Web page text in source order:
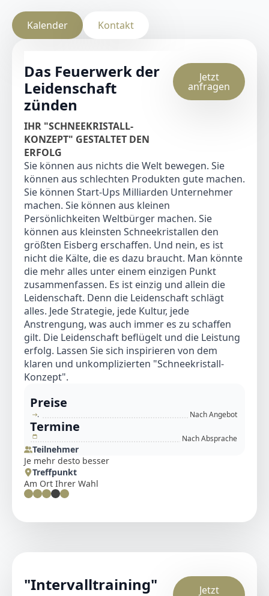
Kalender Kontakt
Das Feuerwerk der
Leidenschaft
zünden
IHR "SCHNEEKRISTALL-
KONZEPT" GESTALTET DEN
ERFOLG
Jetzt
anfragen
Sie können aus nichts die Welt bewegen. Sie
können aus schlechten Produkten gute machen.
Sie können Start-Ups Milliarden Unternehmer
machen. Sie können aus kleinen
Persönlichkeiten Weltbürger machen. Sie
können aus kleinsten Schneekristallen den
größten Eisberg erschaffen. Und nein, es ist
nicht die Kälte, die es dazu braucht. Man könnte
die mehr alles unter einem einzigen Punkt
zusammenfassen. Es ist einzig und allein die
Leidenschaft. Denn die Leidenschaft schlägt
alles. Jede Strategie, jede Kultur, jede
Anstrengung, was auch immer es zu schaffen
gilt. Die Leidenschaft beflügelt und die Leistung
erfolg. Lassen Sie sich inspirieren von dem
klaren und unkomplizierten "Schneekristall-
Konzept".
Preise
. Nach Angebot
Termine
Nach Absprache
Teilnehmer
Je mehr desto besser
Treffpunkt
Am Ort Ihrer Wahl
"Intervalltraining"
Jetzt